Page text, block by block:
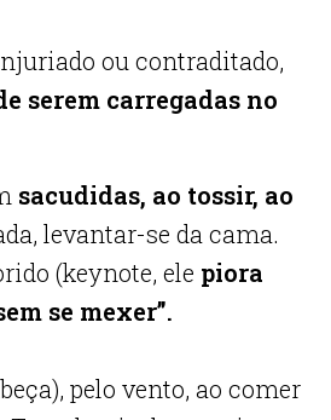
ou contraditado,
serem carregadas no
sacudidas, ao tossir, ao
levantar-se da cama.
(keynote, ele piora
se mexer”.
pelo vento, ao comer